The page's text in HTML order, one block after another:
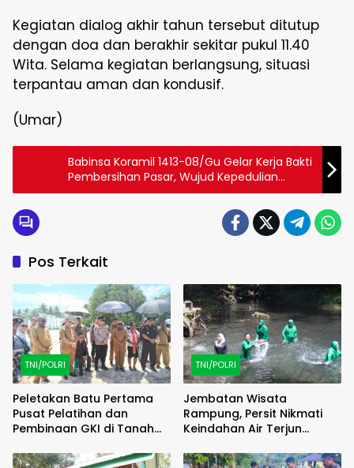
Kegiatan dialog akhir tahun tersebut ditutup
dengan doa dan berakhir sekitar pukul 11.40
Wita. Selama kegiatan berlangsung, situasi
terpantau aman dan kondusif.
(Umar)
Babinsa Koramil 1413-08/Gu Gelar Kerja Bakti
Pembersihan Pasar, Wujud Kepedulian
terhadap Lingkungan
Pos Terkait
TNI/POLRI
Peletakan Batu Pertama
Pusat Pelatihan dan
Pembinaan GKI di Tanah
Saoka
TNI/POLRI
Jembatan Wisata
Rampung, Persit Nikmati
Keindahan Air Terjun